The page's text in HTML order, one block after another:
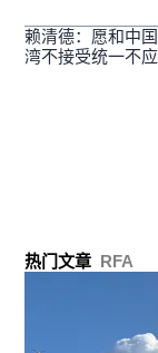
赖清德：愿和中
湾不接受统一不
热门文章 RFA